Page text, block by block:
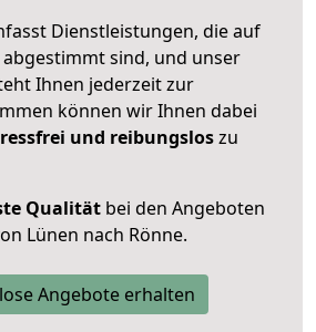
Dienstleistungen, die auf
sind, und unser
Ihnen jederzeit zur
können wir Ihnen dabei
und reibungsloszu
Qualität bei den Angeboten
Lünen nach Rönne.
Angebote erhalten